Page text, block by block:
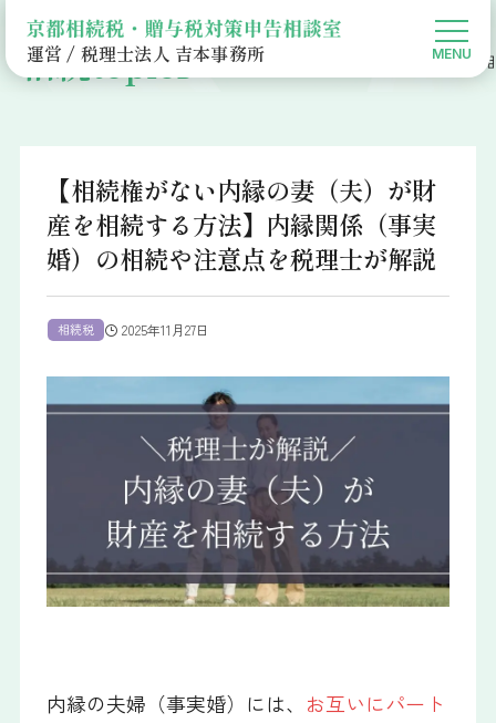
運営 / 税理士法人 吉本事務所
相続topics
京都相続税・贈与税対策申告相談室HOME 相続税 【
【相続権がない内縁の妻（夫）が財
産を相続する方法】内縁関係（事実
婚）の相続や注意点を税理士が解説
相続税 2025年11月27日
内縁の夫婦（事実婚）には、 お互いにパート